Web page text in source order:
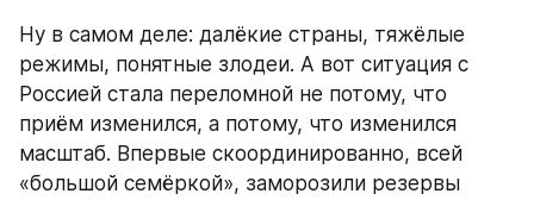
Ну в самом деле: далёкие страны, тяжёлые
режимы, понятные злодеи. А вот ситуация с
Россией стала переломной не потому, что
приём изменился, а потому, что изменился
масштаб. Впервые скоординированно, всей
«большой семёркой», заморозили резервы